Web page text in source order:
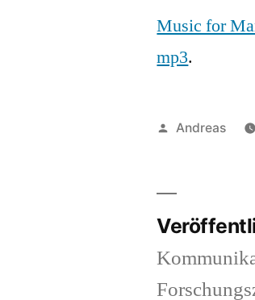
Music for
mp3.
Veröffentlicht
Andreas